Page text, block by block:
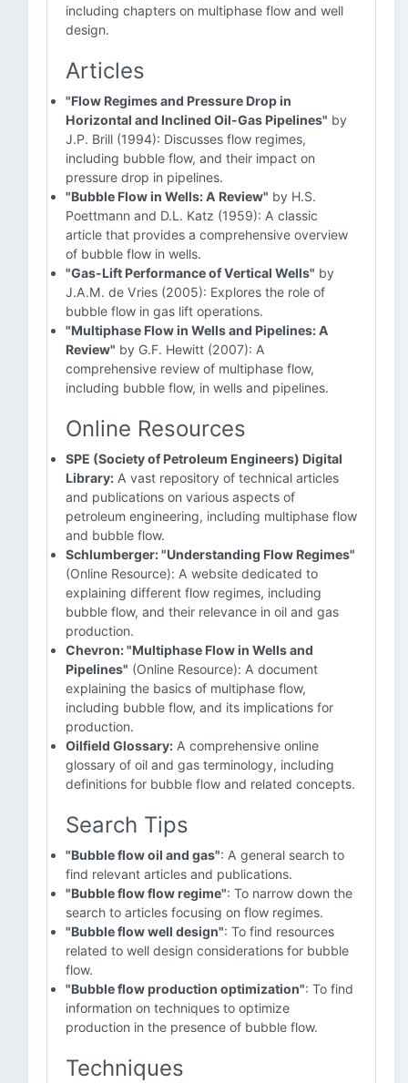
including chapters on multiphase flow and well
design.
Articles
"Flow Regimes and Pressure Drop in
Horizontal and Inclined Oil-Gas Pipelines" by
J.P. Brill (1994): Discusses flow regimes,
including bubble flow, and their impact on
pressure drop in pipelines.
"Bubble Flow in Wells: A Review" by H.S.
Poettmann and D.L. Katz (1959): A classic
article that provides a comprehensive overview
of bubble flow in wells.
"Gas-Lift Performance of Vertical Wells" by
J.A.M. de Vries (2005): Explores the role of
bubble flow in gas lift operations.
"Multiphase Flow in Wells and Pipelines: A
Review" by G.F. Hewitt (2007): A
comprehensive review of multiphase flow,
including bubble flow, in wells and pipelines.
Online Resources
SPE (Society of Petroleum Engineers) Digital
Library: A vast repository of technical articles
and publications on various aspects of
petroleum engineering, including multiphase flow
and bubble flow.
Schlumberger: "Understanding Flow Regimes"
(Online Resource): A website dedicated to
explaining different flow regimes, including
bubble flow, and their relevance in oil and gas
production.
Chevron: "Multiphase Flow in Wells and
Pipelines" (Online Resource): A document
explaining the basics of multiphase flow,
including bubble flow, and its implications for
production.
Oilfield Glossary: A comprehensive online
glossary of oil and gas terminology, including
definitions for bubble flow and related concepts.
Search Tips
"Bubble flow oil and gas": A general search to
find relevant articles and publications.
"Bubble flow flow regime": To narrow down the
search to articles focusing on flow regimes.
"Bubble flow well design": To find resources
related to well design considerations for bubble
flow.
"Bubble flow production optimization": To find
information on techniques to optimize
production in the presence of bubble flow.
Techniques